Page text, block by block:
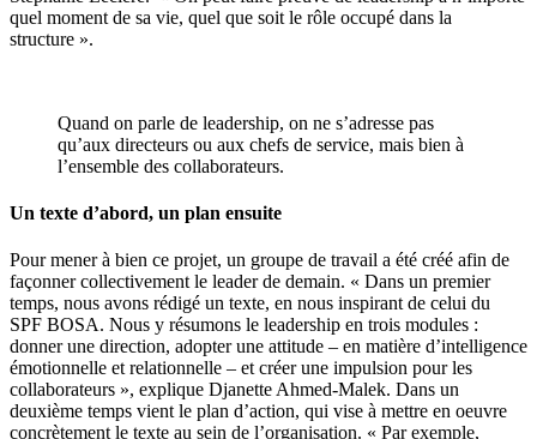
quel moment de sa vie, quel que soit le rôle occupé dans la
structure ».
Quand on parle de leadership, on ne s’adresse pas
qu’aux directeurs ou aux chefs de service, mais bien à
l’ensemble des collaborateurs.
Un texte d’abord, un plan ensuite
Pour mener à bien ce projet, un groupe de travail a été créé afin de
façonner collectivement le leader de demain. « Dans un premier
temps, nous avons rédigé un texte, en nous inspirant de celui du
SPF BOSA. Nous y résumons le leadership en trois modules :
donner une direction, adopter une attitude – en matière d’intelligence
émotionnelle et relationnelle – et créer une impulsion pour les
collaborateurs », explique Djanette Ahmed-Malek. Dans un
deuxième temps vient le plan d’action, qui vise à mettre en oeuvre
concrètement le texte au sein de l’organisation. « Par exemple,